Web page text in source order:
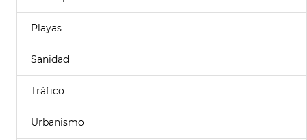
Playas
Sanidad
Tráfico
Urbanismo